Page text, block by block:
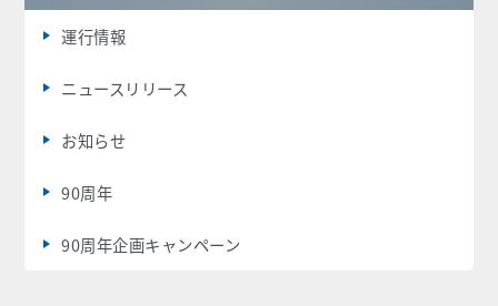
運行情報
ニュースリリース
お知らせ
90周年
90周年企画キャンペーン